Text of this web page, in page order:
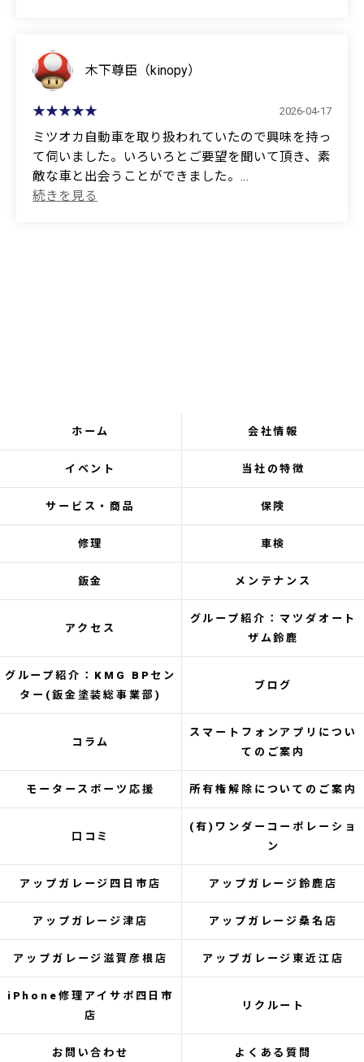
木下尊臣（kinopy）
2026-04-17
ミツオカ自動車を取り扱われていたので興味を持っ
て伺いました。いろいろとご要望を聞いて頂き、素
敵な車と出会うことができました。
ホーム 会社情報
イベント 当社の特徴
サービス・商品 保険
修理 車検
鈑金 メンテナンス
アクセス
グループ紹介：マツダオート
ザム鈴鹿
グループ紹介：KMG BPセン
ター(鈑金塗装総事業部)
ブログ
コラム
スマートフォンアプリについ
てのご案内
モータースポーツ応援 所有権解除についてのご案内
口コミ
(有)ワンダーコーポレーショ
ン
アップガレージ四日市店 アップガレージ鈴鹿店
アップガレージ津店 アップガレージ桑名店
アップガレージ滋賀彦根店 アップガレージ東近江店
iPhone修理アイサポ四日市
店
リクルート
お問い合わせ よくある質問